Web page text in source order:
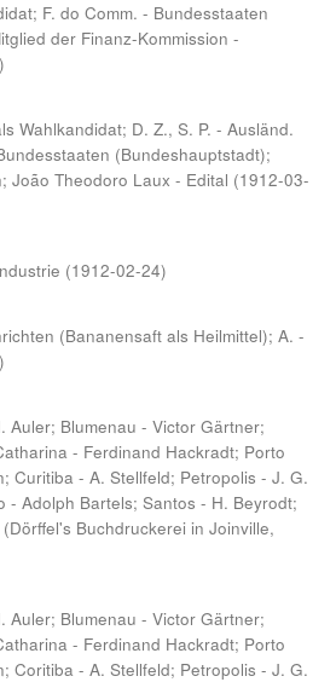
; F. do Comm. - Bundesstaaten
der Finanz-Kommission -
)
Wahlkandidat; D. Z., S. P. - Ausländ.
(Bundeshauptstadt);
; João Theodoro Laux - Edital (1912-03-
(1912-02-24)
(Bananensaft als Heilmittel); A. -
)
Auler; Blumenau - Victor Gärtner;
- Ferdinand Hackradt; Porto
Curitiba - A. Stellfeld; Petropolis - J. G.
- Adolph Bartels; Santos - H. Beyrodt;
(Dörffel's Buchdruckerei in Joinville,
Auler; Blumenau - Victor Gärtner;
- Ferdinand Hackradt; Porto
Coritiba - A. Stellfeld; Petropolis - J. G.